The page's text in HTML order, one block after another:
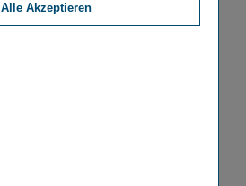
STICHWORTE
MERGERS & ACQUISITIONS
Alle Akzeptieren